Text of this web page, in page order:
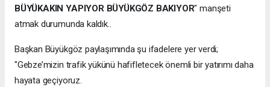
BÜYÜKAKIN YAPIYOR BÜYÜKGÖZ BAKIYOR" manşeti
atmak durumunda kaldık..
Başkan Büyükgöz paylaşımında şu ifadelere yer verdi;
"Gebze’mizin trafik yükünü hafifletecek önemli bir yatırımı daha
hayata geçiyoruz.